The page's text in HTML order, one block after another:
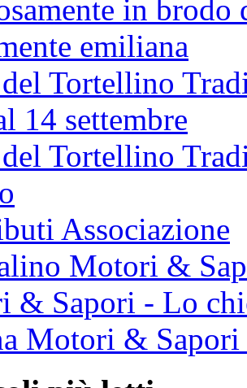
in brodo
emiliana
del Tortellino
14 settembre
del Tortellino
Associazione
Motori &
& Sapori - Lo
Motori & Sapori